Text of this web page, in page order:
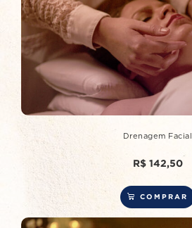
Drenagem Facial
R$142,50
COMPRAR